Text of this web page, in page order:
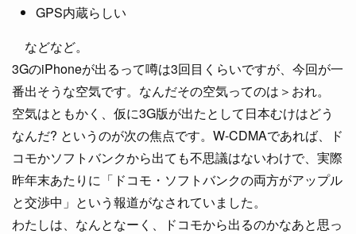
GPS内蔵らしい
などなど。
3GのiPhoneが出るって噂は3回目くらいですが、今回が一
番出そうな空気です。なんだその空気ってのは＞おれ。
空気はともかく、仮に3G版が出たとして日本むけはどう
なんだ? というのが次の焦点です。W-CDMAであれば、ド
コモかソフトバンクから出ても不思議はないわけで、実際
昨年末あたりに「ドコモ・ソフトバンクの両方がアップル
と交渉中」という報道がなされていました。
わたしは、なんとなーく、ドコモから出るのかなあと思っ